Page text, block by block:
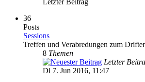
36
Posts
Sessions
Treffen und Verabredungen zum
8 Themen
Letzter
Di 7. Jun 2016, 11:47